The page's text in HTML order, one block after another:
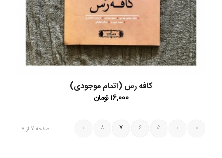
کافه رس (اتمام موجودی)
16,000تومان
صفحه 7 از 8 «
‹
5
6
7
8
›